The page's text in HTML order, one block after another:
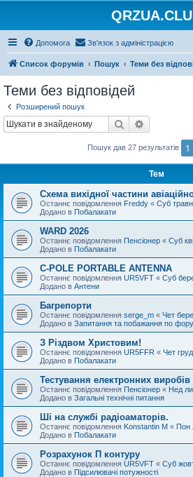
Допомога Зв'язок з адміністрацією
Список форумів Пошук Теми без
Теми без відповідей
Розширений пошук
Пошук
Пошук дав 27 результатів 1
Тем
Схема вихідної частини
Останнє повідомлення Freddy « Суб
Додано в Побалакати
WARD 2026
Останнє повідомлення Пенсіонер « Суб
Додано в Побалакати
C-POLE PORTABLE ANTENNA
Останнє повідомлення UR5VFT « Суб
Додано в Антени
Багрепорти
Останнє повідомлення serge_m « Чет
Додано в Запитання та побажання по
З Різдвом Христовим!
Останнє повідомлення UR5FFR « Чет
Додано в Побалакати
Тестування електронних
Останнє повідомлення Пенсіонер « Нед
Додано в Загальні технічні питання
Ші на службі радіоаматорів.
Останнє повідомлення Konstantin M « Пон
Додано в Побалакати
Розрахунок П контуру
Останнє повідомлення UR5VFT « Суб
Додано в Підсилювачі потужності